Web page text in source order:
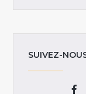
SUIVEZ-